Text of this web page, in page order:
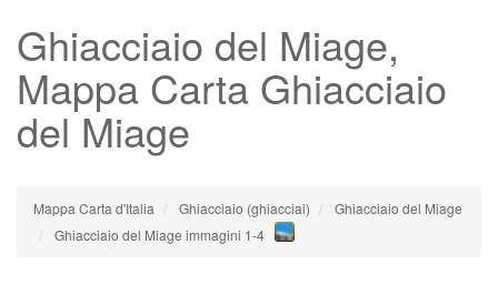
Ghiacciaio del Miage,
Mappa Carta Ghiacciaio
del Miage
Mappa Carta d'Italia Ghiacciaio (ghiacciai)
Ghiacciaio del Miage
Ghiacciaio del Miage immagini 1-4